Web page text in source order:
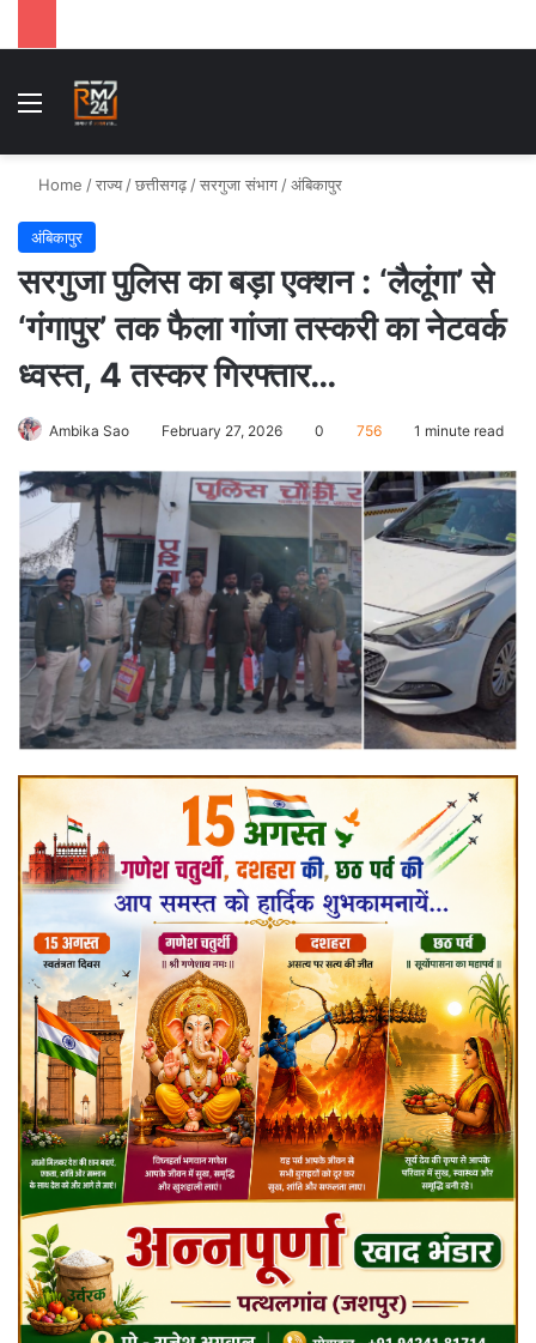
Menu
Home /राज्य /छत्तीसगढ़ /सरगुजा संभाग /अंबिकापुर
अंबिकापुर
सरगुजा पुलिस का बड़ा एक्शन : ‘लैलूंगा’ से
‘गंगापुर’ तक फैला गांजा तस्करी का नेटवर्क
ध्वस्त, 4 तस्कर गिरफ्तार…
Ambika Sao February 27, 2026 0 756 1 minute read